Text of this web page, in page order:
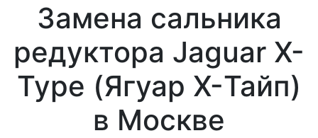
Замена сальника
редуктора Jaguar X-
Type (Ягуар X-Тайп)
в Москве